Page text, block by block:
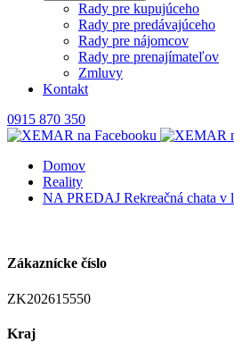
Rady pre kupujúceho
Rady pre predávajúceho
Rady pre nájomcov
Rady pre prenajímateľov
Zmluvy
Kontakt
0915 870 350
Domov
Reality
NA PREDAJ Rekreačná chata v
Zákaznícke číslo
ZK202615550
Kraj